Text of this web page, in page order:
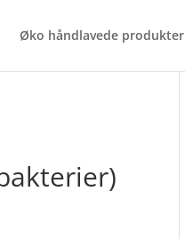
Øko håndlavede produkter